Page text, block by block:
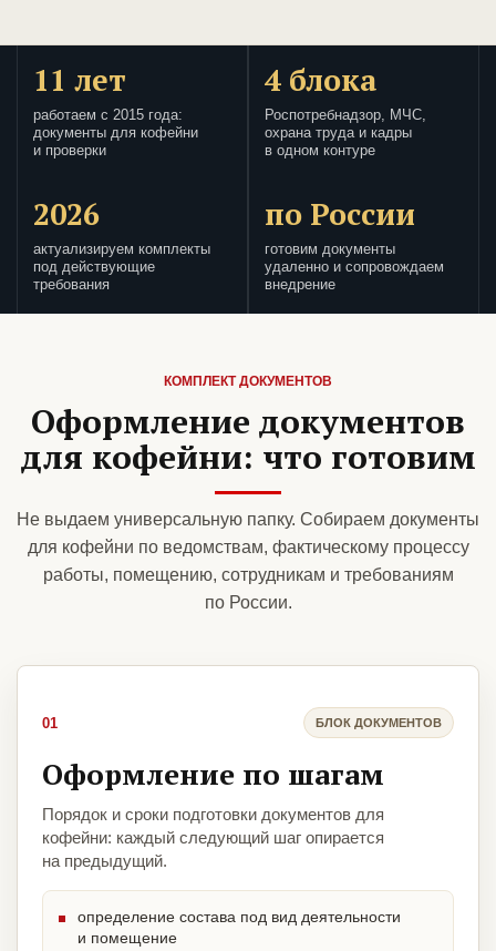
11 лет
работаем с 2015 года:
документы для кофейни
и проверки
4 блока
Роспотребнадзор, МЧС,
охрана труда и кадры
в одном контуре
2026
актуализируем комплекты
под действующие
требования
по России
готовим документы
удаленно и сопровождаем
внедрение
КОМПЛЕКТ ДОКУМЕНТОВ
Оформление документов
для кофейни: что готовим
Не выдаем универсальную папку. Собираем документы
для кофейни по ведомствам, фактическому процессу
работы, помещению, сотрудникам и требованиям
по России.
01 БЛОК ДОКУМЕНТОВ
Оформление по шагам
Порядок и сроки подготовки документов для
кофейни: каждый следующий шаг опирается
на предыдущий.
определение состава под вид деятельности
и помещение